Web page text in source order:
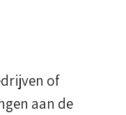
of
aan de